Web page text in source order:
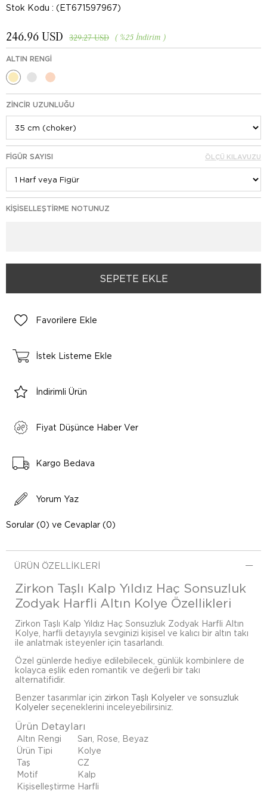
Stok Kodu (ET671597967)
%25 İndirim
329.27 USD
246.96 USD
ALTIN RENGI
ZINCIR UZUNLUĞU
FIGÜR SAYISI ÖLÇÜ KILAVUZU
KIŞISELLEŞTIRME NOTUNUZ
Favorilere Ekle
İstek Listeme Ekle
İndirimli Ürün
Fiyat Düşünce Haber Ver
Kargo Bedava
Yorum Yaz
Sorular (0) ve Cevaplar (0)
ÜRÜN ÖZELLIKLERI
Zirkon Taşlı Kalp Yıldız Haç Sonsuzluk
Zodyak Harfli Altın Kolye Özellikleri
Zirkon Taşlı Kalp Yıldız Haç Sonsuzluk Zodyak Harfli Altın
Kolye, harfli detayıyla sevginizi kişisel ve kalıcı bir altın takı
ile anlatmak isteyenler için tasarlandı.
Özel günlerde hediye edilebilecek, günlük kombinlere de
kolayca eşlik eden romantik ve değerli bir takı
alternatifidir.
Benzer tasarımlar için zirkon Taşlı Kolyeler ve sonsuzluk
Kolyeler seçeneklerini inceleyebilirsiniz.
Ürün Detayları
Altın Rengi
Sarı, Rose, Beyaz
Ürün Tipi
Kolye
Taş
CZ
Motif
Kalp
Kişiselleştirme Harfli